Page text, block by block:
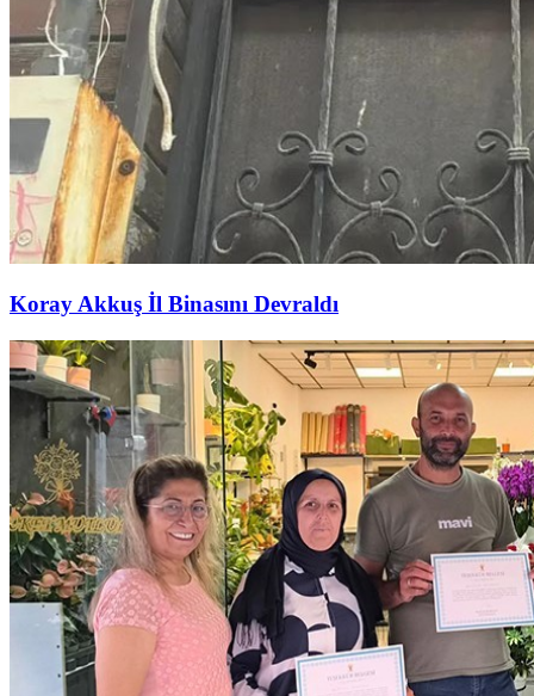
Koray Akkuş İl Binasını Devraldı